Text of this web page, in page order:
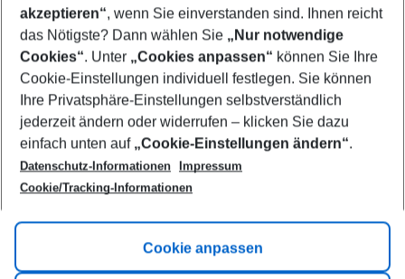
Show more filter
Footer
Footer navigation
Title A
Link A
akzeptieren“, wenn Sie einverstanden sind. Ihnen reicht
das Nötigste? Dann wählen Sie „Nur notwendige
Cookies“. Unter „Cookies anpassen“ können Sie Ihre
Cookie-Einstellungen individuell festlegen. Sie können
Ihre Privatsphäre-Einstellungen selbstverständlich
jederzeit ändern oder widerrufen – klicken Sie dazu
einfach unten auf „Cookie-Einstellungen ändern“.
Datenschutz-Informationen
Impressum
Cookie/Tracking-Informationen
Cookie anpassen